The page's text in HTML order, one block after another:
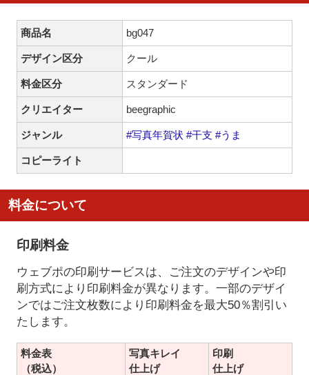
商品名 bg047
デザイン区分 クール
料金区分 スタンダード
クリエイター beegraphic
ジャンル #写真年賀状 #干支 #うま
コピーライト
料金について
印刷料金
ウェブポの印刷サービスは、ご注文のデザインや印
刷方式により印刷料金が異なります。一部のデザイ
ンではご注文枚数により印刷料金を最大50％割引い
たします。
料金表
（税込）
写真キレイ
仕上げ
印刷
仕上げ